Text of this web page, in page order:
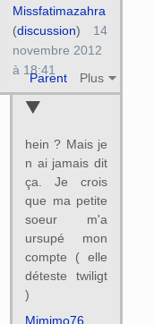
Parent Plus
Missfatimazahra
(discussion)
14
novembre 2012
à 18:41
hein ? Mais je
n ai jamais dit
ça. Je crois
que ma petite
soeur m'a
ursupé mon
compte ( elle
déteste twiligt
)
Mimimo76